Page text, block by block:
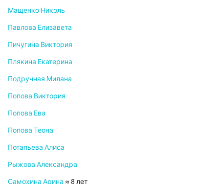
Мащенко Николь
Павлова Елизавета
Пичугина Виктория
Плякина Екатерина
Подручная Милана
Попова Виктория
Попова Ева
Попова Теона
Потапьева Алиса
Рыжова Александра
Самохина Арина ≈ 8 лет